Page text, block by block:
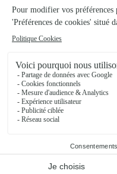
Centre Floral Gaessler
Benfeld
12, rue du petit Rempart
Voir la boutique